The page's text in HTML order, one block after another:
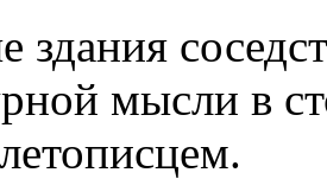
здания
мысли в